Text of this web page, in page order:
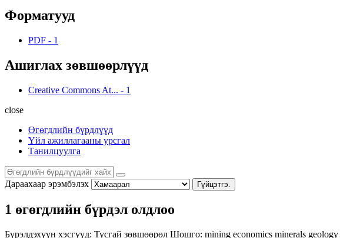
Форматууд
PDF - 1
Ашиглах зөвшөөрлүүд
Creative Commons At... - 1
close
Өгөгдлийн бүрдлүүд
Үйл ажиллагааны урсгал
Танилцуулга
Дараахаар эрэмбэлэх Гүйцэтгэ.
1 өгөгдлийн бүрдэл олдлоо
Бүрэлдэхүүн хэсгүүд: Тусгай зөвшөөрөл Шошго: mining economics minerals geology